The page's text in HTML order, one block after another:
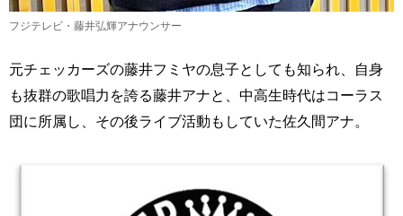
フジテレビ・藤井弘輝アナウンサー
元チェッカーズの藤井フミヤの息子としても知られ、自身
も抜群の歌唱力を誇る藤井アナと、中高生時代はコーラス
団に所属し、その後ライブ活動もしていた佐久間アナ。